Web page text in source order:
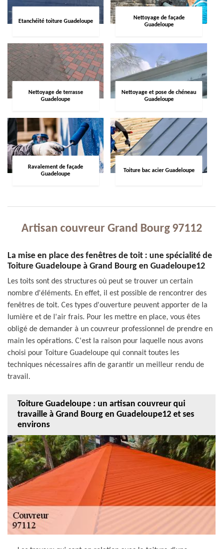
Etanchéité toiture Guadeloupe
Nettoyage de façade
Guadeloupe
Nettoyage de terrasse
Guadeloupe
Nettoyage et pose de chéneau
Guadeloupe
Ravalement de façade
Guadeloupe
Toiture bac acier Guadeloupe
Artisan couvreur Grand Bourg 97112
La mise en place des fenêtres de toit : une spécialité de
Toiture Guadeloupe à Grand Bourg en Guadeloupe12
Les toits sont des structures où peut se trouver un certain
nombre d'éléments. En effet, il est possible de rencontrer des
fenêtres de toit. Ces types d'ouverture peuvent apporter de la
lumière et de l'air frais. Pour les mettre en place, vous êtes
obligé de demander à un couvreur professionnel de prendre en
main les opérations. C'est la raison pour laquelle nous avons
choisi pour Toiture Guadeloupe qui connait toutes les
techniques nécessaires afin de garantir un meilleur rendu de
travail.
Toiture Guadeloupe : un artisan couvreur qui
travaille à Grand Bourg en Guadeloupe12 et ses
environs